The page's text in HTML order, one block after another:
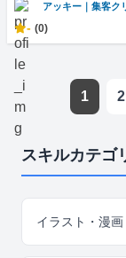
アッキー｜集客ク
- (0)
1 2
スキルカテゴ
イラスト・漫画